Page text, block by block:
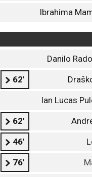
Ibrahima
Danilo
62'
Ian Lucas
62'
46'
76'